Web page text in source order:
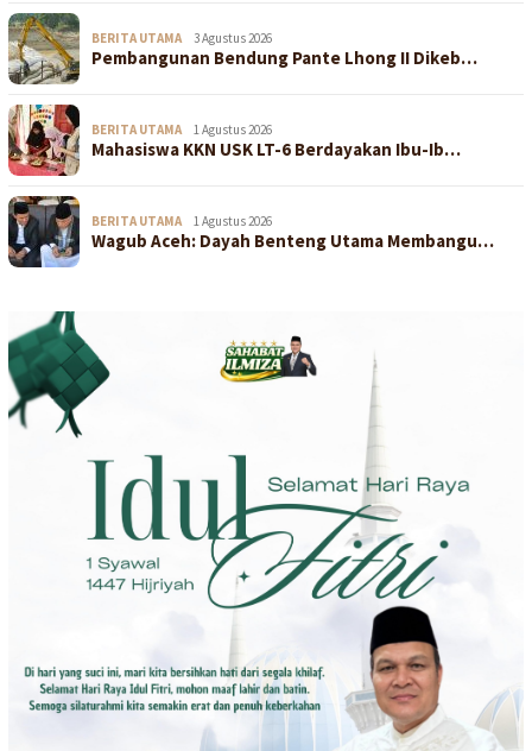
BERITA UTAMA 3 Agustus 2026
Pembangunan Bendung Pante Lhong II Dikeb…
BERITA UTAMA 1 Agustus 2026
Mahasiswa KKN USK LT-6 Berdayakan Ibu-Ib…
BERITA UTAMA 1 Agustus 2026
Wagub Aceh: Dayah Benteng Utama Membangu…